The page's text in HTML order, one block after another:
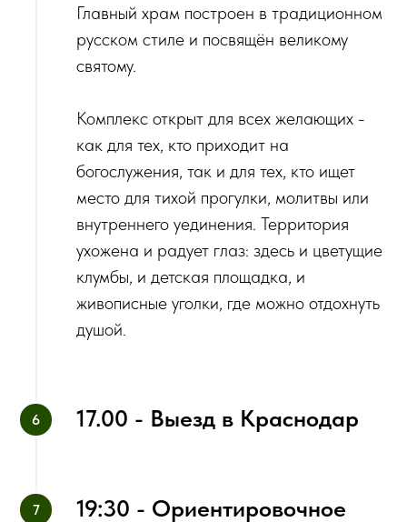
Главный храм построен в традиционном
русском стиле и посвящён великому
святому.
Комплекс открыт для всех желающих -
как для тех, кто приходит на
богослужения, так и для тех, кто ищет
место для тихой прогулки, молитвы или
внутреннего уединения. Территория
ухожена и радует глаз: здесь и цветущие
клумбы, и детская площадка, и
живописные уголки, где можно отдохнуть
душой.
17.00 - Выезд в Краснодар
19:30 - Ориентировочное